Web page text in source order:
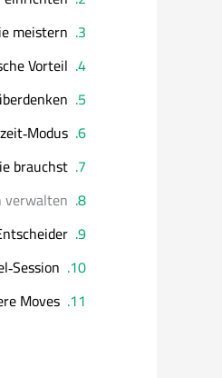
meistern
Vorteil
brauchst
verwalten
Moves!